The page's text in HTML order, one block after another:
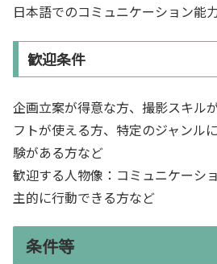
日本語でのコミュニケーション能
歓迎条件
企画立案が得意な方、撮影スキル
フトが使える方、特定のジャンル
験がある方など
歓迎する人物像：コミュニケーシ
主的に行動できる方など
条件等